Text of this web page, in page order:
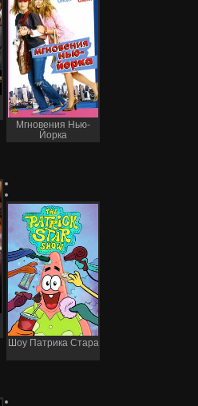
Мгновения Нью-
Йорка
Шоу Патрика Стара